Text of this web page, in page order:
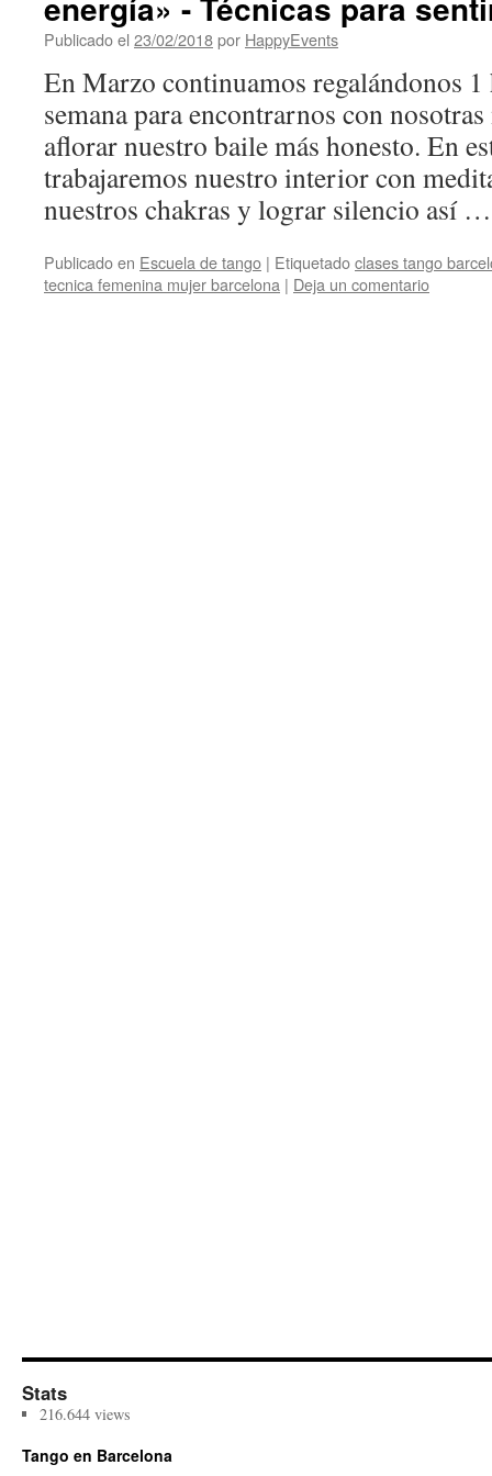
Publicado el 23/02/2018por HappyEvents
En Marzo continuamos regalándonos
semana para encontrarnos con
aflorar nuestro baile más honesto. En
trabajaremos nuestro interior con
nuestros chakras y lograr silencio así
Publicado en Escuela de tango | Etiquetadoclases tango
tecnica femenina mujer barcelona | Deja un comentario
Stats
216.644 views
Tango en Barcelona